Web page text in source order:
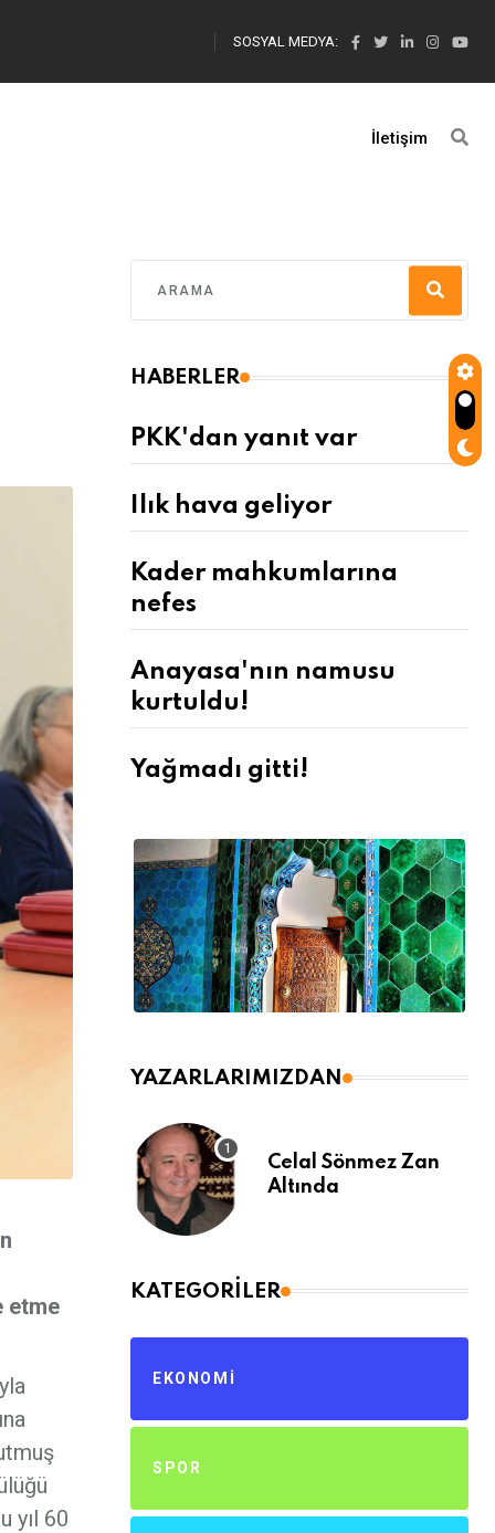
SOSYAL MEDYA:
İletişim
etme
yıl 60
HABERLER
PKK'dan yanıt var
Ilık hava geliyor
Kader mahkumlarına
nefes
Anayasa'nın namusu
kurtuldu!
Yağmadı gitti!
YAZARLARIMIZDAN
Celal Sönmez Zan
Altında
KATEGORILER
EKONOMI
SPOR